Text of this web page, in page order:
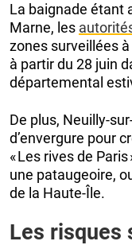
La baignade étant
Marne, les
zones surveillées
à partir du 28 juin
départemental
De plus,
d’envergure pour
« Les rives de
une pataugeoire,
de la Haute‑Île.
Les risques